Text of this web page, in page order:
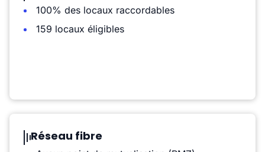
100% des locaux raccordables
159 locaux éligibles
Réseau fibre